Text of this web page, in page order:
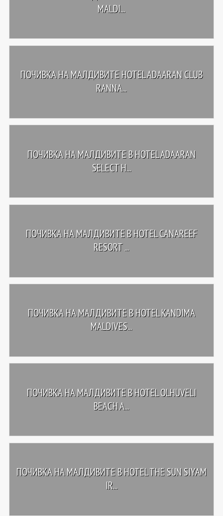
MALDI...
ПОЧИВКА НА МАЛДИВИТЕ HOTEL ADAARAN CLUB
RANNA...
ПОЧИВКА НА МАЛДИВИТЕ В HOTEL ADAARAN
SELECT H...
ПОЧИВКА НА МАЛДИВИТЕ В HOTEL CANAREEF
RESORT ...
ПОЧИВКА НА МАЛДИВИТЕ В HOTEL KANDIMA
MALDIVES...
ПОЧИВКА НА МАЛДИВИТЕ В HOTEL OLHUVELI
BEACH A...
ПОЧИВКА НА МАЛДИВИТЕ В HOTEL THE SUN SIYAM
IR...